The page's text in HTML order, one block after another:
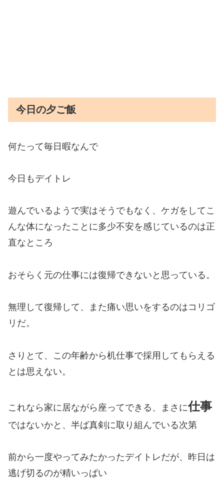
今日の夕ご飯
何たって毎日暇なんで
今日もデイトレ
遊んでいるようで実はそうでもなく、ケガをしてこ
んな体になったことに多少不安を感じているのは正
直なところ
おそらく元の仕事には復帰できないと思っている。
無理して復帰して、また痛い思いをするのはコリゴ
リだ。
さりとて、この年齢から机仕事で採用してもらえる
とは思えない。
これなら家に居ながら座ってできる、まさに仕事
ではないかと、半ば真剣に取り組んでいる次第
前から一度やってみたかったデイトレだが、昨日は
逃げ切るのが精いっぱい